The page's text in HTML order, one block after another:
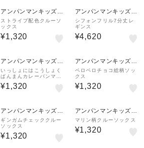
アンパンマンキッズコ
レクション
ストライプ配色クルーソ
ックス
¥1,320
アンパンマンキッズコ
レクション
シフォンフリル7分丈レ
ギンス
¥4,620
アンパンマンキッズコ
レクション
いっしょにはこうしょく
ぱんまんカレーパンマン
ソックス
¥1,320
アンパンマンキッズコ
レクション
ペロペロチョコ総柄ソッ
クス
¥1,320
アンパンマンキッズコ
レクション
ギンガムチェッククルー
ソックス
¥1,320
アンパンマンキッズコ
レクション
マリン柄クルーソックス
¥1,320